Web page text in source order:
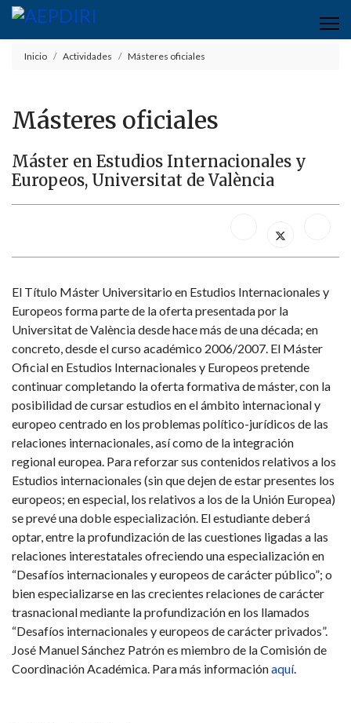
Inicio Actividades Másteres oficiales
Másteres oficiales
Máster en Estudios Internacionales y
Europeos, Universitat de València
El Título Máster Universitario en Estudios Internacionales y
Europeos forma parte de la oferta presentada por la
Universitat de València desde hace más de una década; en
concreto, desde el curso académico 2006/2007. El Máster
Oficial en Estudios Internacionales y Europeos pretende
continuar completando la oferta formativa de máster, con la
posibilidad de cursar estudios en el ámbito internacional y
europeo centrado en los problemas político-jurídicos de las
relaciones internacionales, así como de la integración
regional europea. Para reforzar sus contenidos relativos a los
Estudios internacionales (sin que dejen de estar presentes los
europeos; en especial, los relativos a los de la Unión Europea)
se prevé una doble especialización. El estudiante deberá
optar, entre la profundización de las cuestiones ligadas a las
relaciones interestatales ofreciendo una especialización en
“Desafíos internacionales y europeos de carácter público”; o
bien especializarse en las crecientes relaciones de carácter
trasnacional mediante la profundización en los llamados
“Desafíos internacionales y europeos de carácter privados”.
José Manuel Sánchez Patrón es miembro de la Comisión de
Coordinación Académica. Para más informaciónaquí.